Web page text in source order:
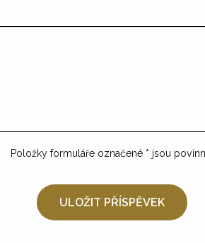
Položky formuláře označené * jsou